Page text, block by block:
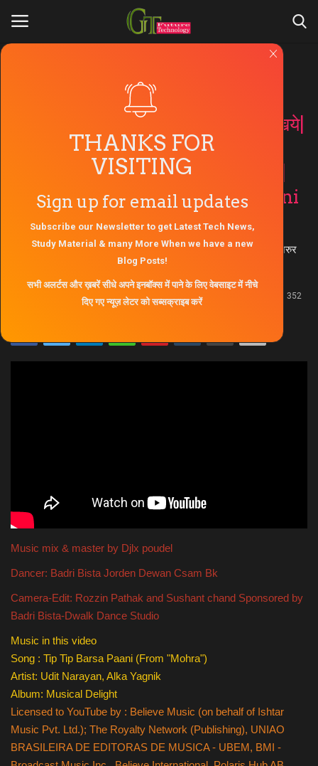
Register
Contact Us
AKTU Question Paper
Solar System
Entertainment
Food
Spiritual
kids
Deals
क्या कभी आपने बेस्ट डांस देखा है बेस्ट
कोरियोग्राफी पर अगर नहीं तो यह जरुर देखिये|
टिप टिप बरसा पानी पर डांस
Choreography by : Badri Bista |
Best Dance on Tip tip barsa pani
Choreography by : Badri Bista
क्या कभी आपने बेस्ट डांस देखा है बेस्ट कोरियोग्राफी पर अगर नहीं तो यह जरुर
देखिये| टिप टिप बरसा पानी पर डांस Choreography by : Badri Bista
Sep 24, 2021 - 23:11 352
Music mix & master by Djlx poudel
Dancer: Badri Bista Jorden Dewan Csam Bk
Camera-Edit: Rozzin Pathak and Sushant chand Sponsored by
Badri Bista-Dwalk Dance Studio
Music in this video
Song : Tip Tip Barsa Paani (From "Mohra")
Artist: Udit Narayan, Alka Yagnik
Album: Musical Delight
Licensed to YouTube by : Believe Music (on behalf of Ishtar
Music Pvt. Ltd.); The Royalty Network (Publishing), UNIAO
BRASILEIRA DE EDITORAS DE MUSICA - UBEM, BMI -
THANKS FOR
VISITING
Sign up for email updates
Subscribe our Newsletter to get Latest Tech News,
Study Material & many More When we have a new
Blog Posts!
सभी अलर्टस और ख़बरें सीधे अपने इनबॉक्स में पाने के लिए वेबसाइट में नीचे
दिए गए न्यूज़ लेटर को सब्सक्राइब करें